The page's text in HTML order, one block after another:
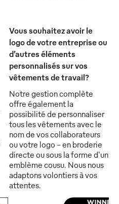
Vous souhaitez avoir le
logo de votre entreprise ou
d’autres éléments
personnalisés sur vos
vêtements de travail?
Notre gestion complète
offre également la
possibilité de personnaliser
tous les vêtements avec le
nom de vos collaborateurs
ou votre logo - en broderie
directe ou sous la forme d'un
emblème cousu. Nous nous
adaptons volontiers à vos
attentes.